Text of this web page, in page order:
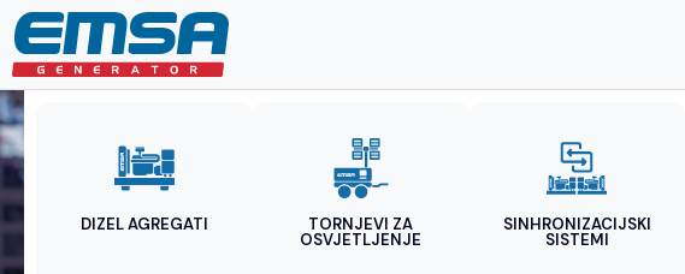
DIZEL AGREGATI TORNJEVI ZA
OSVJETLJENJE
SINHRONIZACIJSKI
SISTEMI